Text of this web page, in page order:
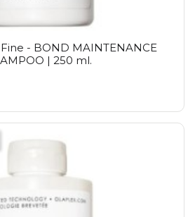
- BOND MAINTENANCE
| 250 ml.